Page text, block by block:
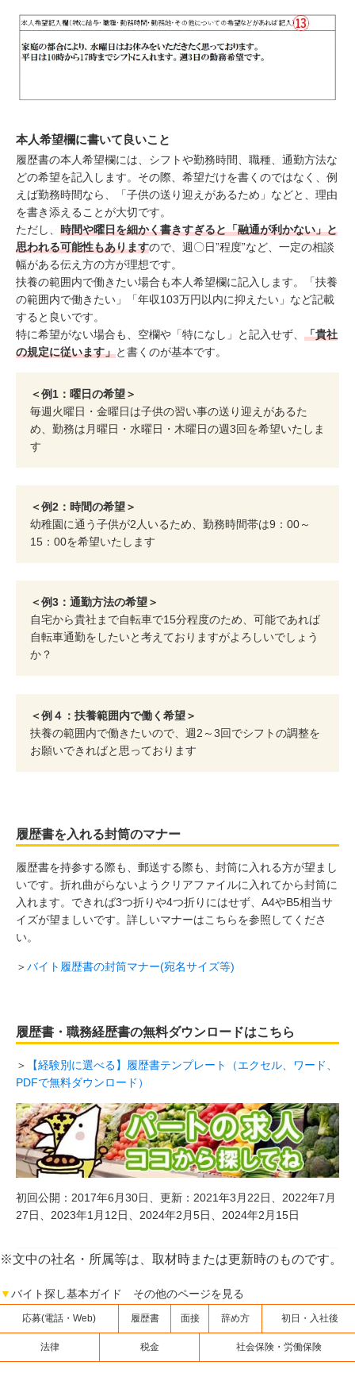
本人希望欄に書いて良いこと
履歴書の本人希望欄には、シフトや勤務時間、職種、通勤方法な
どの希望を記入します。その際、希望だけを書くのではなく、例
えば勤務時間なら、「子供の送り迎えがあるため」などと、理由
を書き添えることが大切です。
ただし、 時間や曜日を細かく書きすぎると「融通が利かない」と
思われる可能性もありますので、週〇日”程度”など、一定の相談
幅がある伝え方の方が理想です。
扶養の範囲内で働きたい場合も本人希望欄に記入します。「扶養
の範囲内で働きたい」「年収103万円以内に抑えたい」など記載
すると良いです。
特に希望がない場合も、空欄や「特になし」と記入せず、 「貴社
の規定に従います」と書くのが基本です。
＜例1：曜日の希望＞
毎週火曜日・金曜日は子供の習い事の送り迎えがあるた
め、勤務は月曜日・水曜日・木曜日の週3回を希望いたしま
す
＜例2：時間の希望＞
幼稚園に通う子供が2人いるため、勤務時間帯は9：00～
15：00を希望いたします
＜例3：通勤方法の希望＞
自宅から貴社まで自転車で15分程度のため、可能であれば
自転車通勤をしたいと考えておりますがよろしいでしょう
か？
＜例４：扶養範囲内で働く希望＞
扶養の範囲内で働きたいので、週2～3回でシフトの調整を
お願いできればと思っております
履歴書を入れる封筒のマナー
履歴書を持参する際も、郵送する際も、封筒に入れる方が望まし
いです。折れ曲がらないようクリアファイルに入れてから封筒に
入れます。できれば3つ折りや4つ折りにはせず、A4やB5相当サ
イズが望ましいです。詳しいマナーはこちらを参照してくださ
い。
＞バイト履歴書の封筒マナー(宛名サイズ等)
履歴書・職務経歴書の無料ダウンロードはこちら
＞
【経験別に選べる】履歴書テンプレート（エクセル、ワード、
PDFで無料ダウンロード）
初回公開：2017年6月30日、更新：2021年3月22日、2022年7月
27日、2023年1月12日、2024年2月5日、2024年2月15日
※文中の社名・所属等は、取材時または更新時のものです。
▼バイト探し基本ガイド その他のページを見る
応募(電話・Web) 履歴書 面接 辞め方 初日・入社後
法律 税金 社会保険・労働保険